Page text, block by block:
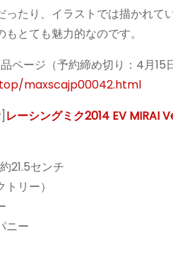
ったり、イラストでは描かれ
とても魅力的なのです。
ページ（予約締め切り： 4月15
maxscajp00042.html
レーシングミク2014 EV MIRAI
21.5センチ
リー）
ニー